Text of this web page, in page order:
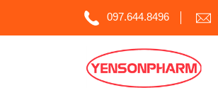
097.644.8496